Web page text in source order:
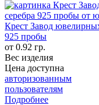
Крест Завод
925 пробы
от 0.92 гр.
Вес изделия
Цена доступна
авторизованным
пользователям
Подробнее